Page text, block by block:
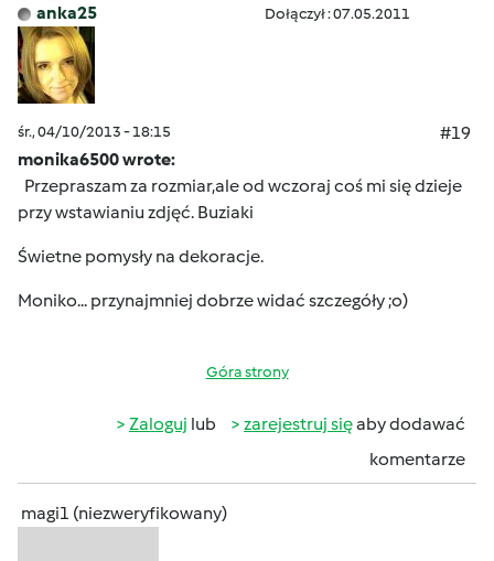
anka25 Dołączył : 07.05.2011
śr., 04/10/2013 - 18:15
#19
monika6500 wrote:
Przepraszam za rozmiar,ale od wczoraj coś mi się dzieje
przy wstawianiu zdjęć. Buziaki
Świetne pomysły na dekoracje.
Moniko... przynajmniej dobrze widać szczegóły ;o)
Góra strony
Zaloguj lub zarejestruj sięaby dodawać
komentarze
magi1 (niezweryfikowany)